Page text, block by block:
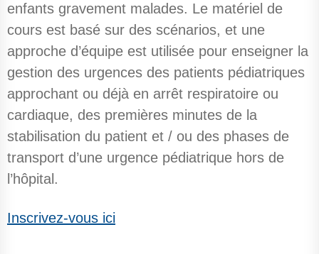
enfants gravement malades. Le matériel de
cours est basé sur des scénarios, et une
approche d’équipe est utilisée pour enseigner la
gestion des urgences des patients pédiatriques
approchant ou déjà en arrêt respiratoire ou
cardiaque, des premières minutes de la
stabilisation du patient et / ou des phases de
transport d’une urgence pédiatrique hors de
l’hôpital.
Inscrivez-vous ici